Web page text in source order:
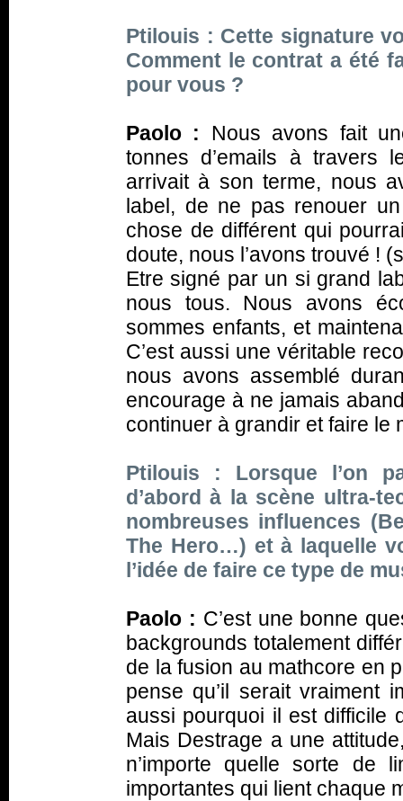
Ptilouis : Cette signature
Comment le contrat a été
pour vous ?
Paolo : Nous avons fait
tonnes d’emails à travers
arrivait à son terme, nous
label, de ne pas renouer un
chose de différent qui
doute, nous l’avons trouvé !
Etre signé par un si grand
nous tous. Nous avons
sommes enfants, et
C’est aussi une véritable
nous avons assemblé
encourage à ne jamais
continuer à grandir et faire le
Ptilouis : Lorsque l’on
d’abord à la scène ultra-
nombreuses influences
The Hero…) et à laquelle
l’idée de faire ce type de
Paolo : C’est une bonne
backgrounds totalement
de la fusion au mathcore en
pense qu’il serait vraiment
aussi pourquoi il est difficile
Mais Destrage a une
n’importe quelle sorte de
importantes qui lient chaque